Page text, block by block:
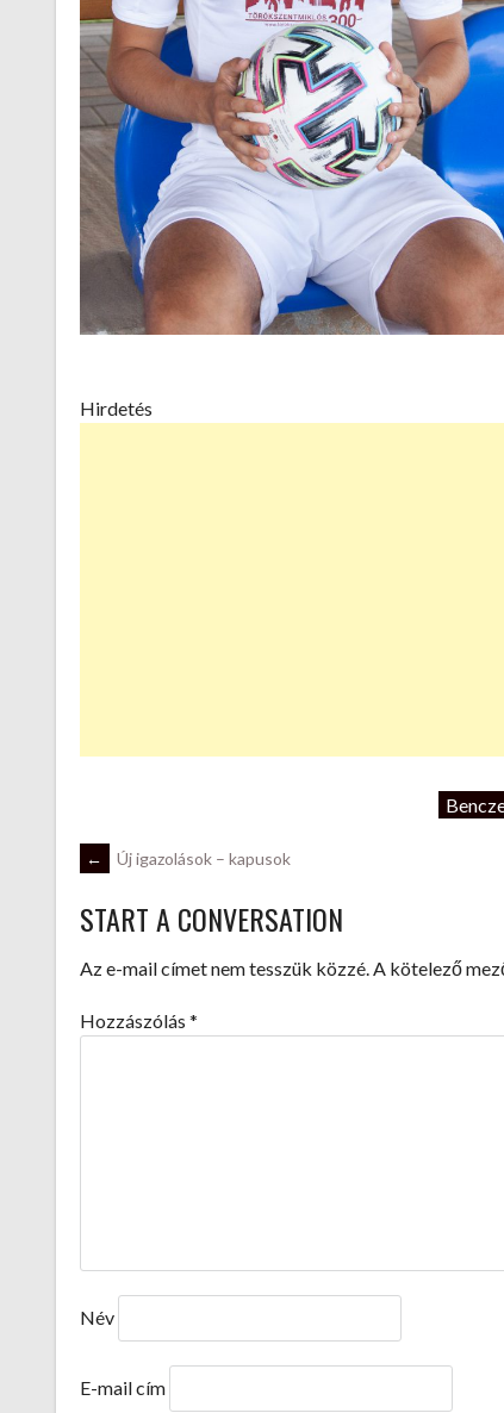
Hirdetés
POST
NAVIGATION
← Új igazolások – kapusok
START A CONVERSATION
Az e-mail címet nem tesszük közzé. A kötelező
Hozzászólás *
Név
E-mail cím